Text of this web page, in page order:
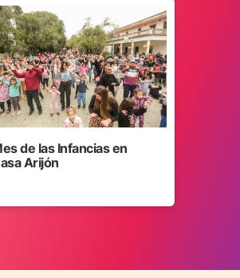
de las Infancias en
Arijón